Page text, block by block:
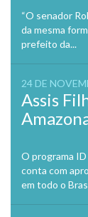
“O senador
da mesma
prefeito da...
24 DE
Assis
O programa
conta com
em todo o